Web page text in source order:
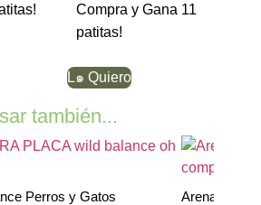
Compra y Gana 11
patitas!
L๑ Quiero
también...